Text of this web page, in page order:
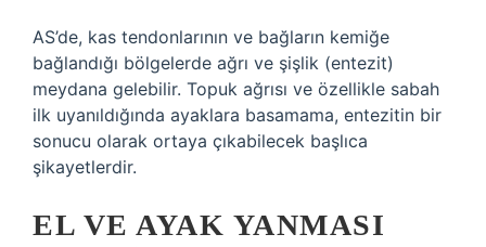
AS’de, kas tendonlarının ve bağların kemiğe
bağlandığı bölgelerde ağrı ve şişlik (entezit)
meydana gelebilir. Topuk ağrısı ve özellikle sabah
ilk uyanıldığında ayaklara basamama, entezitin bir
sonucu olarak ortaya çıkabilecek başlıca
şikayetlerdir.
EL VE AYAK YANMASI